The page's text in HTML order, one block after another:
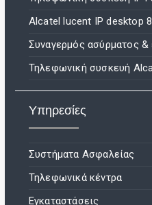
Alcatel lucent IP desktop
Συναγερμός ασύρματος
Τηλεφωνική συσκευή
Υπηρεσίες
Συστήματα Ασφαλείας
Τηλεφωνικά κέντρα
Εγκαταστάσεις